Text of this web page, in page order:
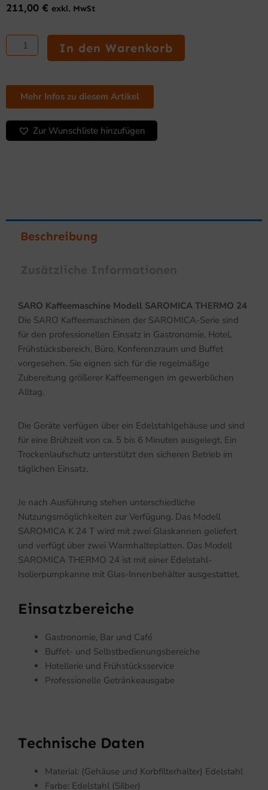
211,00 € exkl. MwSt
SARO
Kaffeemaschine
Modell
THERMO
Menge
In den Warenkorb
Mehr Infos zu diesem Artikel
Zur Wunschliste hinzufügen
Beschreibung
SARO Kaffeemaschine Modell SAROMICA THERMO 24
Die SARO Kaffeemaschinen der SAROMICA-Serie sind
für den professionellen Einsatz in Gastronomie, Hotel,
Frühstücksbereich, Büro, Konferenzraum und Buffet
vorgesehen. Sie eignen sich für die regelmäßige
Zubereitung größerer Kaffeemengen im gewerblichen
Alltag.
Die Geräte verfügen über ein Edelstahlgehäuse und sind
für eine Brühzeit von ca. 5 bis 6 Minuten ausgelegt. Ein
Trockenlaufschutz unterstützt den sicheren Betrieb im
täglichen Einsatz.
Je nach Ausführung stehen unterschiedliche
Nutzungsmöglichkeiten zur Verfügung. Das Modell
SAROMICA K 24 T wird mit zwei Glaskannen geliefert
und verfügt über zwei Warmhalteplatten. Das Modell
SAROMICA THERMO 24 ist mit einer Edelstahl-
Isolierpumpkanne mit Glas-Innenbehälter ausgestattet.
Einsatzbereiche
Gastronomie, Bar und Café
Buffet- und Selbstbedienungsbereiche
Hotellerie und Frühstücksservice
Professionelle Getränkeausgabe
Technische Daten
Material: (Gehäuse und Korbfilterhalter) Edelstahl
Farbe: Edelstahl (Silber)